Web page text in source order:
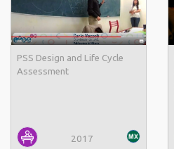
PSS Design and Life Cycle
Assessment
2017